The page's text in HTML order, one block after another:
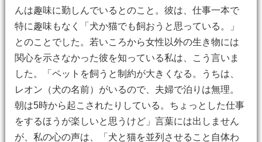
んは趣味に勤しんでいるとのこと。彼は、仕事一本で
特に趣味もなく「犬か猫でも飼おうと思っている。」
とのことでした。若いころから女性以外の生き物には
関心を示さなかった彼を知っている私は、こう言いま
した。「ペットを飼うと制約が大きくなる。うちは、
レオン（犬の名前）がいるので、夫婦で泊りは無理。
朝は5時から起こされたりしている。ちょっとした仕事
をするほうが楽しいと思うけど」言葉には出しません
が、私の心の声は、「犬と猫を並列させること自体わ